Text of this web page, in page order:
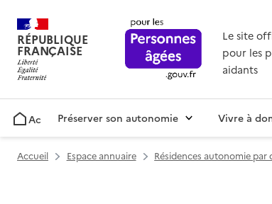
RÉPUBLIQUE
FRANÇAISE
Le site
pour les
aidants
AccueilPréserver son autonomie Vivre à
Accueil Espace annuaire Résidences autonomie par